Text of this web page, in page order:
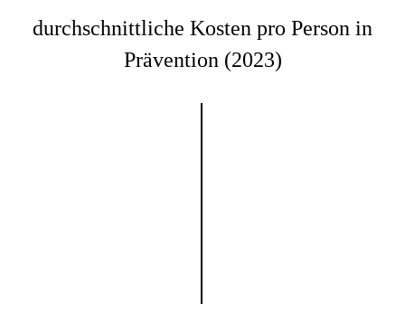
durchschnittliche Kosten pro Person in
Prävention (2023)